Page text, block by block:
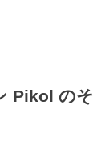
Pikol のそ